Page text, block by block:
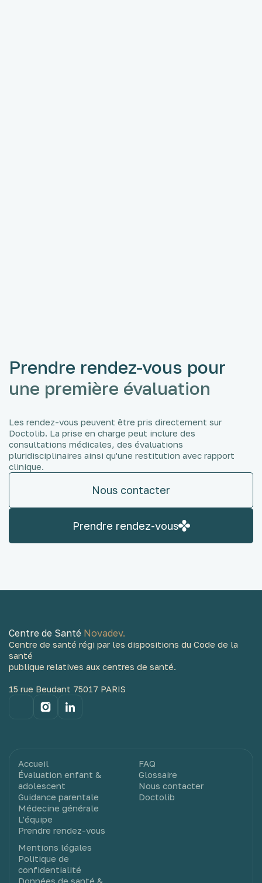
Prendre rendez-vous pour
une première évaluation
Les rendez-vous peuvent être pris directement sur
Doctolib. La prise en charge peut inclure des
consultations médicales, des évaluations
pluridisciplinaires ainsi qu'une restitution avec rapport
clinique.
Nous contacter
Prendre rendez-vous
Centre de Santé Novadev.
Centre de santé régi par les dispositions du Code de la
santé
publique relatives aux centres de santé.
15 rue Beudant 75017 PARIS
Accueil
Évaluation enfant &
adolescent
Guidance parentale
Médecine générale
L'équipe
Prendre rendez-vous
FAQ
Glossaire
Nous contacter
Doctolib
Mentions légales
Politique de
confidentialité
Données de santé &